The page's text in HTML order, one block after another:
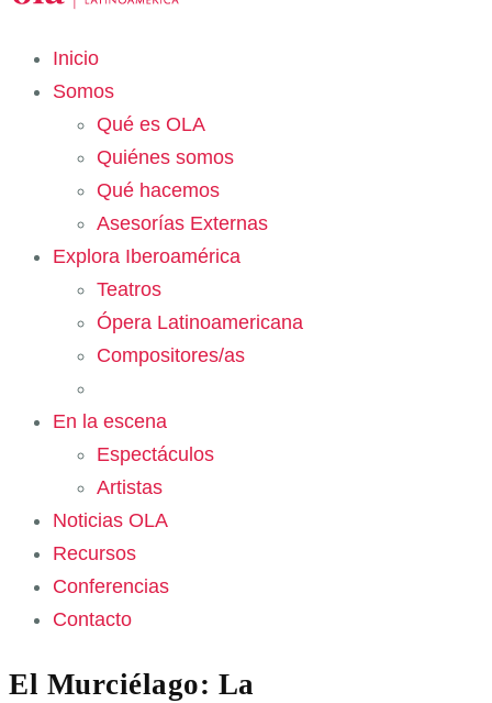
Inicio
Somos
Qué es OLA
Quiénes somos
Qué hacemos
Asesorías Externas
Explora Iberoamérica
Teatros
Ópera Latinoamericana
Compositores/as
En la escena
Espectáculos
Artistas
Noticias OLA
Recursos
Conferencias
Contacto
El Murciélago: La